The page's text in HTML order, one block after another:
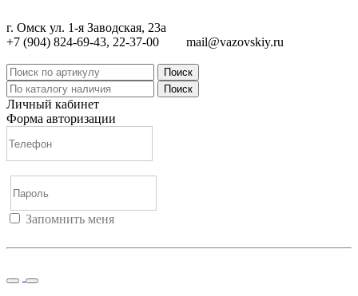
г. Омск ул. 1-я Заводская, 23а
+7 (904) 824-69-43, 22-37-00
mail@vazovskiy.ru
Поиск
Поиск
Личный кабинет
Форма авторизации
Запомнить меня